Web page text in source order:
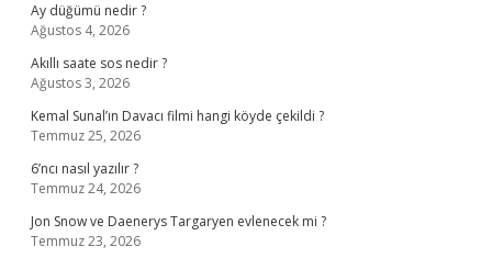
Ay düğümü nedir ?
Ağustos 4, 2026
Akıllı saate sos nedir ?
Ağustos 3, 2026
Kemal Sunal’ın Davacı filmi hangi köyde çekildi ?
Temmuz 25, 2026
6’ncı nasıl yazılır ?
Temmuz 24, 2026
Jon Snow ve Daenerys Targaryen evlenecek mi ?
Temmuz 23, 2026